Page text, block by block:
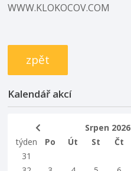
WWW.KLOKOCOV.COM
zpět
Kalendář akcí
Srpen 2026
týden
Po Út St Čt
31